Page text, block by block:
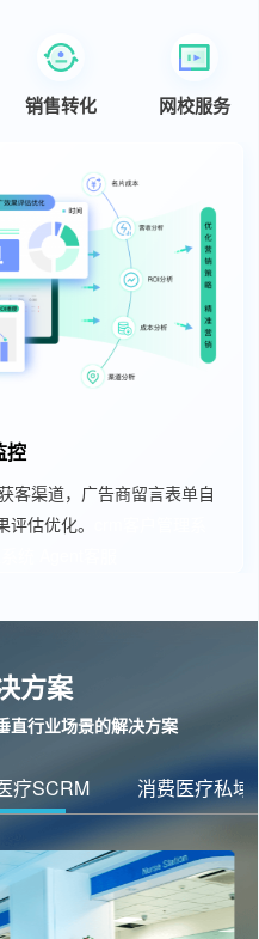
销售转化 网校服务
控
客渠道，广告商留言表单自
估优化。
方案
直行业场景的解决方案
疗SCRM 消费医疗私域